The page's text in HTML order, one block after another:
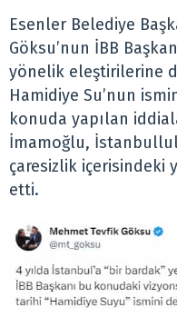
Esenler Belediye
Göksu’nun İBB
yönelik eleştirilerine
Hamidiye Su’nun
konuda yapılan
İmamoğlu,
çaresizlik içerisindeki
etti.